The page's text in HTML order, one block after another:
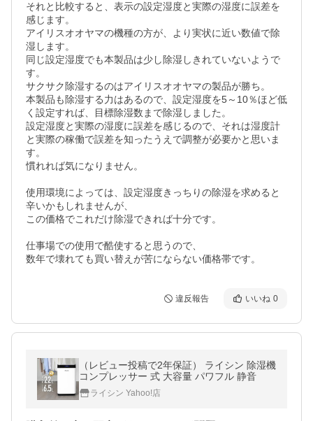
それと比較すると、表示の設定湿度と実際の湿度に誤差を
感じます。
アイリスオオヤマの機種の方が、より実状に近い数値で除
湿します。
同じ設定湿度でも本製品は少し除湿しきれていないようで
す。
サクサク除湿するのはアイリスオオヤマの製品が勝ち。
本製品も除湿する力はあるので、設定湿度を5～10％ほど低
く設定すれば、目標除湿数まで除湿しました。
設定湿度と実際の湿度に誤差を感じるので、それは湿度計
と実際の稼働で誤差を知ったうえで調整が必要かと思いま
す。
慣れれば気になりません。
使用環境によっては、設定湿度きっちりの除湿を求めると
辛いかもしれませんが、
この価格でこれだけ除湿できれば十分です。
仕事場での使用で酷使すると思うので、
数年で壊れても買い替えが苦にならない価格帯です。
違反報告 いいね 0
（レビュー投稿で2年保証） ライシン 除湿機
コンプレッサー 式 大容量 パワフル 静音
ライシン Yahoo!店